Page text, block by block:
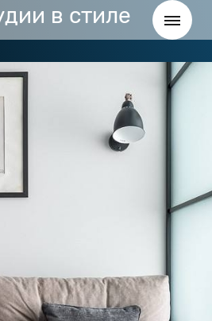
в стиле